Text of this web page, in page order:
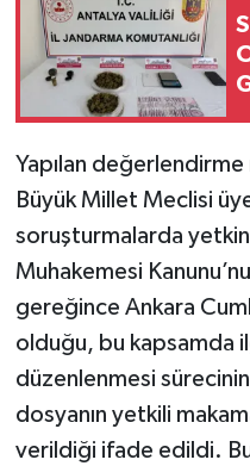
Yapılan
Büyük Millet Meclisi
soruşturmalarda
Muhakemesi
gereğince Ankara
olduğu, bu kapsamda
düzenlenmesi
dosyanın yetkili
verildiği ifade edildi.